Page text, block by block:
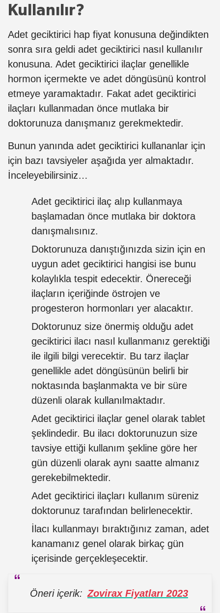
Kullanılır?
Adet geciktirici hap fiyat konusuna değindikten
sonra sıra geldi adet geciktirici nasıl kullanılır
konusuna. Adet geciktirici ilaçlar genellikle
hormon içermekte ve adet döngüsünü kontrol
etmeye yaramaktadır. Fakat adet geciktirici
ilaçları kullanmadan önce mutlaka bir
doktorunuza danışmanız gerekmektedir.
Bunun yanında adet geciktirici kullananlar için
için bazı tavsiyeler aşağıda yer almaktadır.
İnceleyebilirsiniz…
Adet geciktirici ilaç alıp kullanmaya
başlamadan önce mutlaka bir doktora
danışmalısınız.
Doktorunuza danıştığınızda sizin için en
uygun adet geciktirici hangisi ise bunu
kolaylıkla tespit edecektir. Önereceği
ilaçların içeriğinde östrojen ve
progesteron hormonları yer alacaktır.
Doktorunuz size önermiş olduğu adet
geciktirici ilacı nasıl kullanmanız gerektiği
ile ilgili bilgi verecektir. Bu tarz ilaçlar
genellikle adet döngüsünün belirli bir
noktasında başlanmakta ve bir süre
düzenli olarak kullanılmaktadır.
Adet geciktirici ilaçlar genel olarak tablet
şeklindedir. Bu ilacı doktorunuzun size
tavsiye ettiği kullanım şekline göre her
gün düzenli olarak aynı saatte almanız
gerekebilmektedir.
Adet geciktirici ilaçları kullanım süreniz
doktorunuz tarafından belirlenecektir.
İlacı kullanmayı bıraktığınız zaman, adet
kanamanız genel olarak birkaç gün
içerisinde gerçekleşecektir.
Öneri içerik: Zovirax Fiyatları 2023